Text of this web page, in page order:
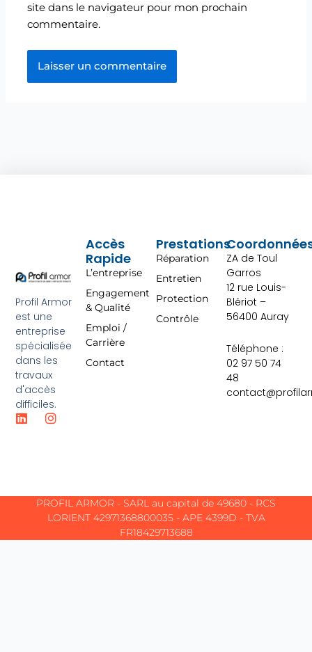
site dans le navigateur pour mon prochain
commentaire.
Profil Armor
est une
entreprise
spécialisée
dans les
travaux
d'accès
difficiles.
L
i
I
r
a
m
Prestations
Réparation
Entretien
Protection
Contrôle
Accès
Rapide
L’entreprise
Engagement
& Qualité
Emploi /
Carrière
Contact
ZA de Toul
Garros
12 rue Louis-
Blériot –
56400 Auray
Téléphone :
02 97 50 74
48
PROFIL ARMOR - SARL au capital de 49680 - RCS
LORIENT 42971368800035 - APE 4399D - TVA
FR18429713688